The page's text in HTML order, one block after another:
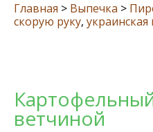
Главная > Выпечка >
скорую руку, украинская
ветчиной